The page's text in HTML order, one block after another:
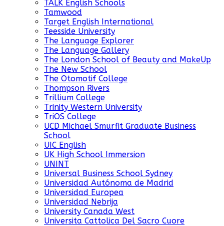
TALK English Schools
Tamwood
Target English International
Teesside University
The Language Explorer
The Language Gallery
The London School of Beauty and MakeUp
The New School
The Otomotif College
Thompson Rivers
Trillium College
Trinity Western University
TriOS College
UCD Michael Smurfit Graduate Business
School
UIC English
UK High School Immersion
UNINT
Universal Business School Sydney
Universidad Autónoma de Madrid
Universidad Europea
Universidad Nebrija
University Canada West
Universita Cattolica Del Sacro Cuore